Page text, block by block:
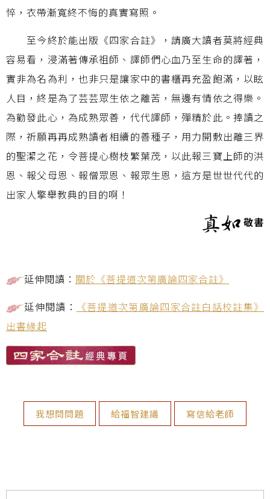
悴，衣帶漸寬終不悔的真實寫照。
至今終於能出版《四家合註》，請廣大讀者莫將經典
容易看，浸滿著傳承祖師、譯師們心血乃至生命的譯著，
實非為名為利，也非只是讓家中的書櫃再充盈飽滿，以眩
人目，終是為了芸芸眾生依之離苦，無邊有情依之得樂。
為勸發此心，為成熟眾善，代代譯師，殫精於此。捧讀之
際，祈願再再成熟讀者相續的善種子，用力開敷出離三界
的聖潔之花，令菩提心樹枝繁葉茂，以此報三寶上師的洪
恩、報父母恩、報僧眾恩、報眾生恩，這方是世世代代的
出家人擎舉教典的目的啊！
敬書
延伸閱讀： 關於《菩提道次第廣論四家合註》
延伸閱讀：
《菩提道次第廣論四家合註白話校註集》
出書緣起
我想問問題 給福智建議 寫信給老師